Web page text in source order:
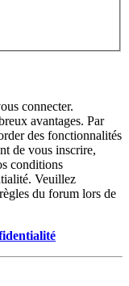
connecter.
avantages. Par
des fonctionnalités
de vous inscrire,
conditions
Veuillez
du forum lors de